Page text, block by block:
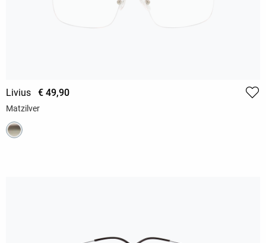
Livius € 49,90
Matzilver